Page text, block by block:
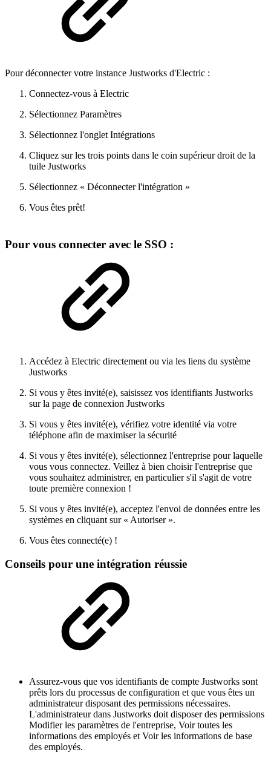
Pour déconnecter votre instance Justworks d'Electric :
Connectez-vous à Electric
Sélectionnez Paramètres
Sélectionnez l'onglet Intégrations
Cliquez sur les trois points dans le coin supérieur droit de la
tuile Justworks
Sélectionnez « Déconnecter l'intégration »
Vous êtes prêt!
Pour vous connecter avec le SSO :
Accédez à Electric directement ou via les liens du système
Justworks
Si vous y êtes invité(e), saisissez vos identifiants Justworks
sur la page de connexion Justworks
Si vous y êtes invité(e), vérifiez votre identité via votre
téléphone afin de maximiser la sécurité
Si vous y êtes invité(e), sélectionnez l'entreprise pour laquelle
vous vous connectez. Veillez à bien choisir l'entreprise que
vous souhaitez administrer, en particulier s'il s'agit de votre
toute première connexion !
Si vous y êtes invité(e), acceptez l'envoi de données entre les
systèmes en cliquant sur « Autoriser ».
Vous êtes connecté(e) !
Conseils pour une intégration réussie
Assurez-vous que vos identifiants de compte Justworks sont
prêts lors du processus de configuration et que vous êtes un
administrateur disposant des permissions nécessaires.
L'administrateur dans Justworks doit disposer des permissions
Modifier les paramètres de l'entreprise, Voir toutes les
informations des employés et Voir les informations de base
des employés.